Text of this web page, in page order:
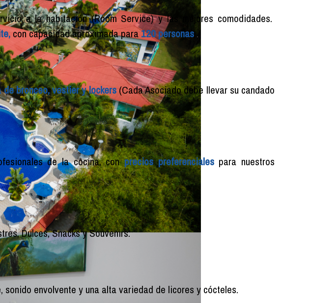
a la habitación (Room Service) y las mejores comodidades.
con capacidad aproximada para120 personas .
bronceo,vestier y lockers (Cada Asociado debe llevar su candado
de la cocina, con precios preferenciales para nuestros
Dulces, Snacks y Souvenirs.
sonido envolvente y una alta variedad de licores y cócteles.